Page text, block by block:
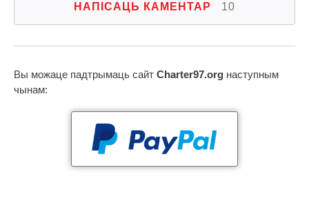
НАПІСАЦЬ КАМЕНТАР 10
Вы можаце падтрымаць сайт Charter97.org наступным
чынам: